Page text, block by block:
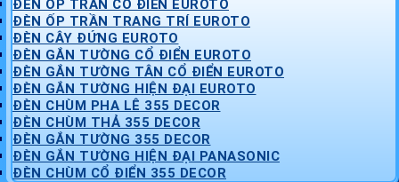
ĐÈN ỐP TRẦN CỔ ĐIỂN EUROTO
ĐÈN ỐP TRẦN TRANG TRÍ EUROTO
ĐÈN CÂY ĐỨNG EUROTO
ĐÈN GẮN TƯỜNG CỔ ĐIỂN EUROTO
ĐÈN GẮN TƯỜNG TÂN CỔ ĐIỂN EUROTO
ĐÈN GẮN TƯỜNG HIỆN ĐẠI EUROTO
ĐÈN CHÙM PHA LÊ 355 DECOR
ĐÈN CHÙM THẢ 355 DECOR
ĐÈN GẮN TƯỜNG 355 DECOR
ĐÈN GẮN TƯỜNG HIỆN ĐẠI PANASONIC
ĐÈN CHÙM CỔ ĐIỂN 355 DECOR